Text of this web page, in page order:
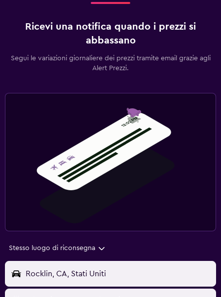
Ricevi una notifica quando i prezzi si
abbassano
Segui le variazioni giornaliere dei prezzi tramite email grazie agli
Alert Prezzi.
Stesso luogo di riconsegna
Rocklin, CA, Stati Uniti